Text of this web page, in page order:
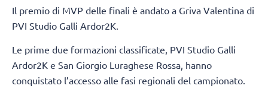
Il premio di MVP delle finali è andato a Griva Valentina di
PVI Studio Galli Ardor2K.
Le prime due formazioni classificate, PVI Studio Galli
Ardor2K e San Giorgio Luraghese Rossa, hanno
conquistato l’accesso alle fasi regionali del campionato.